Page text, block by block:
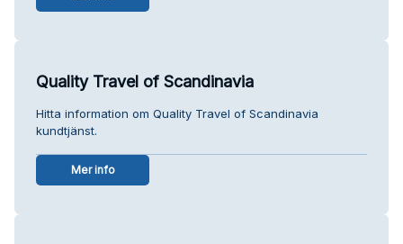
Quality Travel of Scandinavia
Hitta information om Quality Travel of Scandinavia
kundtjänst.
Mer info